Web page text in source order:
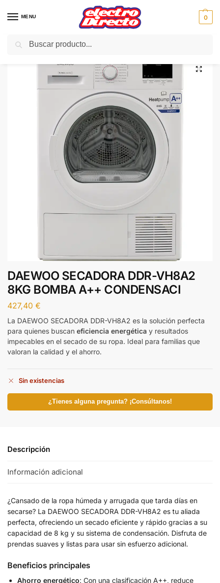
MENU 0
Inicio Gama blanca Secadoras
DAEWOO SECADORA DDR-VH8A2
8KG BOMBA A++ CONDENSACI
427,40 €
La DAEWOO SECADORA DDR-VH8A2 es la solución perfecta
para quienes buscan eficiencia energética y resultados
impecables en el secado de su ropa. Ideal para familias que
valoran la calidad y el ahorro.
Sin existencias
¿Tienes alguna pregunta? ¡Consúltanos!
Descripción
Información adicional
¿Cansado de la ropa húmeda y arrugada que tarda días en
secarse? La DAEWOO SECADORA DDR-VH8A2 es tu aliada
perfecta, ofreciendo un secado eficiente y rápido gracias a su
capacidad de 8 kg y su sistema de condensación. Disfruta de
prendas suaves y listas para usar sin esfuerzo adicional.
Beneficios principales
Ahorro energético: Con una clasificación A++, reduce